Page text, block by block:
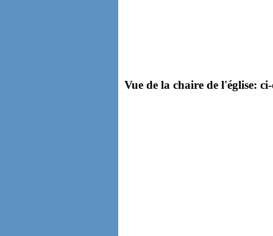
Vue de la chaire de l'église: